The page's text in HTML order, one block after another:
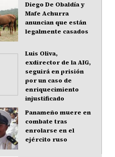
Diego De Obaldía y
Mafe Achurra
anuncian que están
legalmente casados
Luis Oliva,
exdirector de la AIG,
seguirá en prisión
por un caso de
enriquecimiento
injustificado
Panameño muere en
combate tras
enrolarse en el
ejército ruso